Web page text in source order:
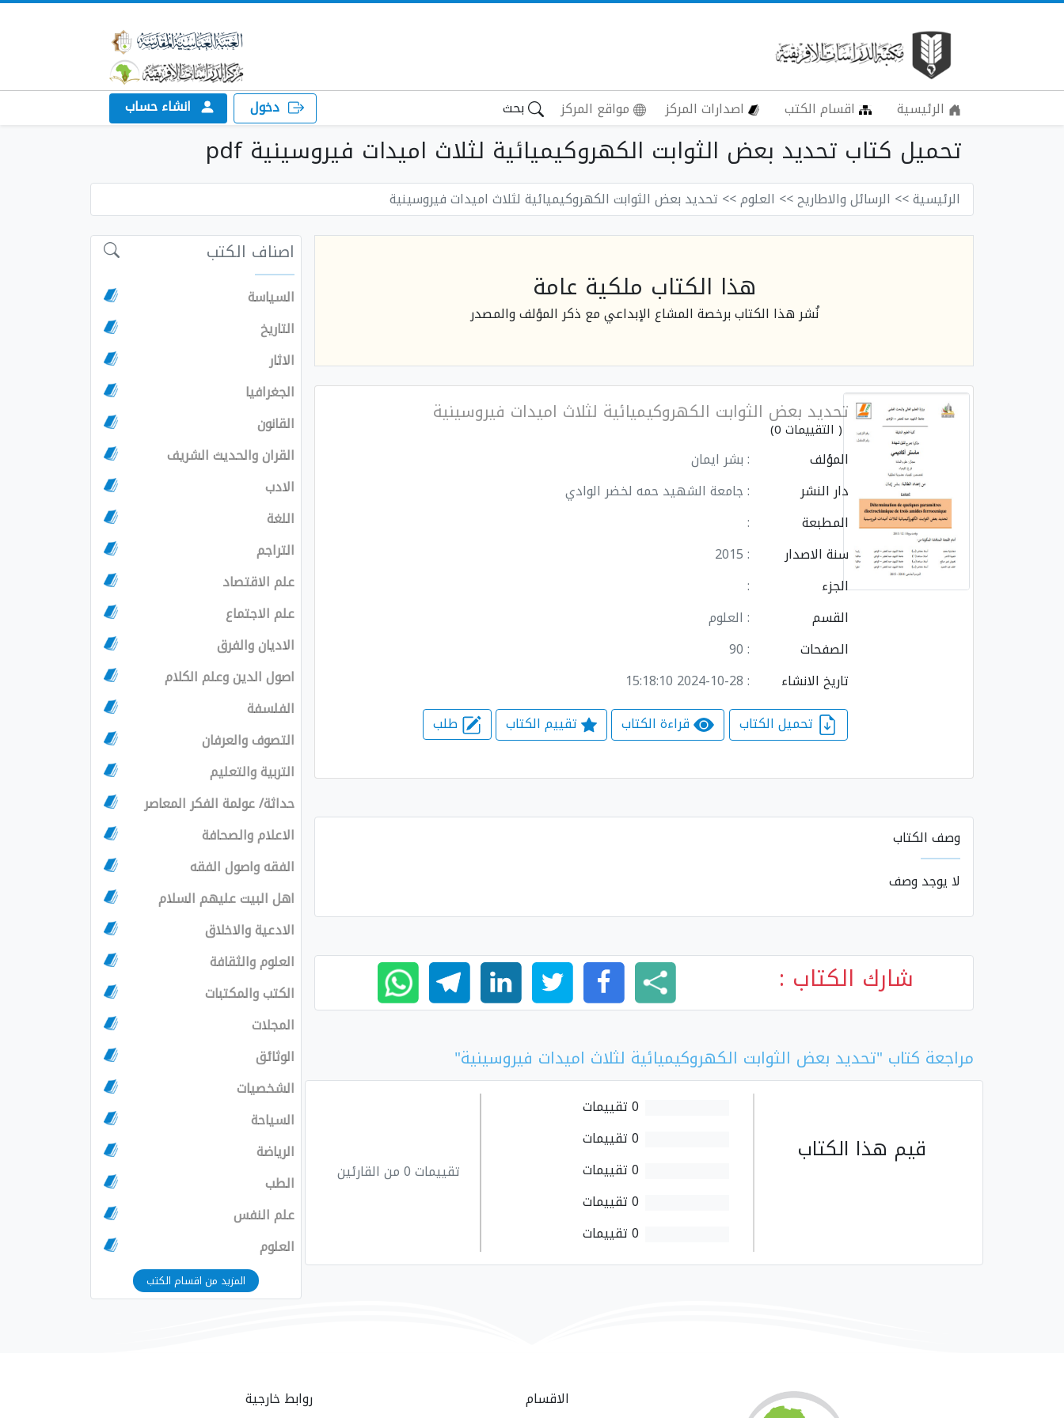
الرئيسية اقسام الكتب اصدارات المركز مواقع المركز بحث دخول انشاء حساب
تحميل كتاب تحديد بعض الثوابت الكهروكيميائية لثلاث اميدات فيروسينية pdf
الرئيسية>> الرسائل والاطاريح>> العلوم>> تحديد بعض الثوابت الكهروكيميائية لثلاث اميدات فيروسينية
هذا الكتاب ملكية عامة
نُشر هذا الكتاب برخصة المشاع الإبداعي مع ذكر المؤلف والمصدر
تحديد بعض الثوابت الكهروكيميائية لثلاث اميدات فيروسينية
( التقييمات 0)
المؤلف
: بشر ايمان
دار النشر
: جامعة الشهيد حمه لخضر الوادي
المطبعة
:
سنة الاصدار
: 2015
الجزء
:
القسم
: العلوم
الصفحات
: 90
تاريخ الانشاء
: 2024-10-28 15:18:10
قراءة الكتاب تقييم الكتاب طلب
وصف الكتاب
لا يوجد وصف
شارك الكتاب :
مراجعة كتاب "تحديد بعض الثوابت الكهروكيميائية لثلاث اميدات فيروسينية"
قيم هذا الكتاب
0 تقييمات
0 تقييمات
0 تقييمات
0 تقييمات
0 تقييمات
تقييمات 0 من القارئين
اصناف الكتب
السياسة
التاريخ
الاثار
الجغرافيا
القانون
القران والحديث الشريف
الادب
اللغة
التراجم
علم الاقتصاد
علم الاجتماع
الاديان والفرق
اصول الدين وعلم الكلام
الفلسفة
التصوف والعرفان
التربية والتعليم
حداثة/ عولمة الفكر المعاصر
الاعلام والصحافة
الفقه واصول الفقه
اهل البيت عليهم السلام
الادعية والاخلاق
العلوم والثقافة
الكتب والمكتبات
المجلات
الوثائق
الشخصيات
السياحة
الرياضة
الطب
علم النفس
العلوم
المزيد من اقسام الكتب
الاقسام روابط خارجية